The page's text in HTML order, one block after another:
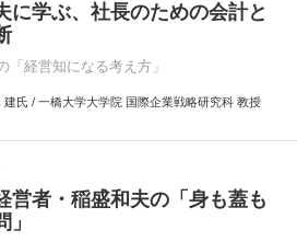
に学ぶ、社長のための会計と
「経営知になる考え方」
建氏 / 一橋大学大学院 国際企業戦略研究科 教授
営者・稲盛和夫の「身も蓋も